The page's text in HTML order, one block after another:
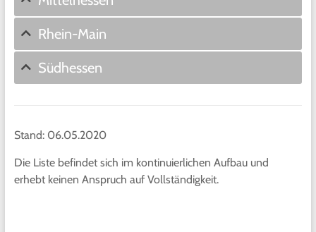
Rhein-Main
Südhessen
Stand: 06.05.2020
Die Liste befindet sich im kontinuierlichen Aufbau und
erhebt keinen Anspruch auf Vollständigkeit.